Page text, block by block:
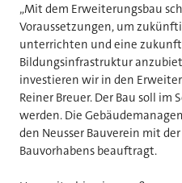
„Mit dem Erweiterungsbau
Voraussetzungen, um
unterrichten und eine
Bildungsinfrastruktur
investieren wir in den
Reiner Breuer. Der Bau soll
werden. Die
den Neusser Bauverein mit
Bauvorhabens beauftragt.